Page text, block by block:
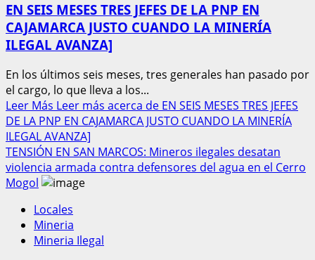
EN SEIS MESES TRES JEFES DE LA PNP EN
CAJAMARCA JUSTO CUANDO LA MINERÍA
ILEGAL AVANZA]
En los últimos seis meses, tres generales han pasado por
el cargo, lo que lleva a los...
Leer Más Leer más acerca de EN SEIS MESES TRES JEFES
DE LA PNP EN CAJAMARCA JUSTO CUANDO LA MINERÍA
ILEGAL AVANZA]
TENSIÓN EN SAN MARCOS: Mineros ilegales desatan
violencia armada contra defensores del agua en el Cerro
Mogol
Locales
Mineria
Mineria Ilegal